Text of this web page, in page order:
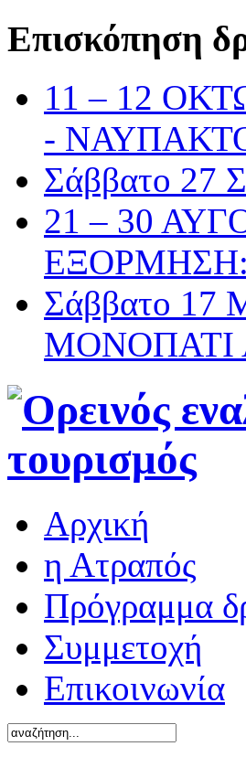
Επισκόπηση
11 – 12
-
Σάββατο 27
21 – 30
Σάββατο
ΜΟΝΟΠΑΤΙ
Αρχική
η Ατραπός
Πρόγραμμα
Συμμετοχή
Επικοινωνία